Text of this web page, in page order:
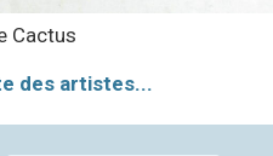
Cactus
des artistes...